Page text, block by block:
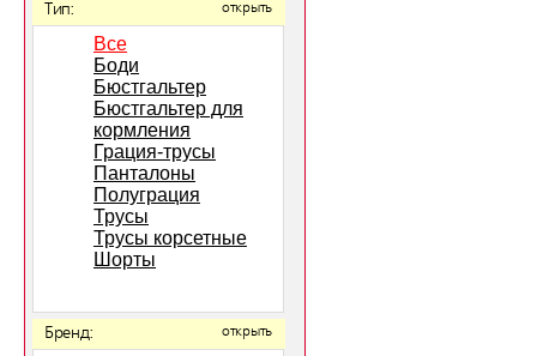
Тип: открыть
Все
Боди
Бюстгальтер
Бюстгальтер для
кормления
Грация-трусы
Панталоны
Полуграция
Трусы
Трусы корсетные
Шорты
Бренд: открыть